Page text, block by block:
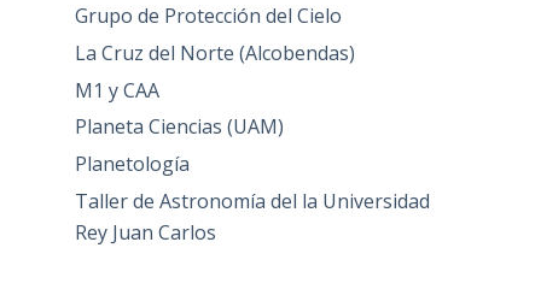
Grupo de Protección del Cielo
La Cruz del Norte (Alcobendas)
M1 y CAA
Planeta Ciencias (UAM)
Planetología
Taller de Astronomía del la Universidad
Rey Juan Carlos